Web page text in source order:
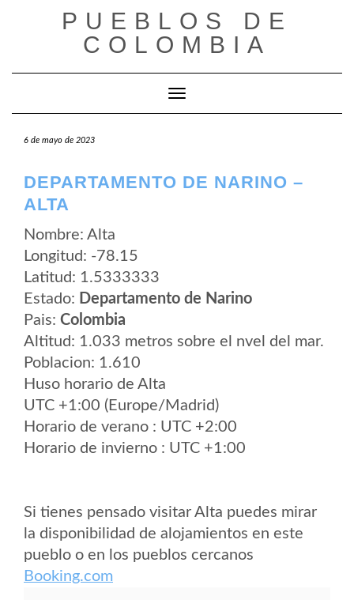
PUEBLOS DE
COLOMBIA
Cambiar modo de navegación
6 de mayo de 2023
DEPARTAMENTO DE NARINO –
ALTA
Nombre: Alta
Longitud: -78.15
Latitud: 1.5333333
Estado: Departamento de Narino
Pais: Colombia
Altitud: 1.033 metros sobre el nvel del mar.
Poblacion: 1.610
Huso horario de Alta
UTC +1:00 (Europe/Madrid)
Horario de verano : UTC +2:00
Horario de invierno : UTC +1:00
Si tienes pensado visitar Alta puedes mirar
la disponibilidad de alojamientos en este
pueblo o en los pueblos cercanos
Booking.com